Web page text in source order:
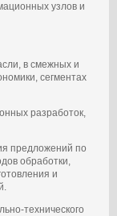
узлов и
в смежных и
сегментах
разработок,
предложений по
обработки,
и
технического